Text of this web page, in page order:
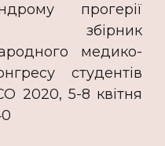
прогерії
збірник
медико-
студентів
2020, 5-8 квітня